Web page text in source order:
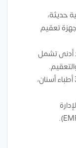
حديثة،
تعقيم
أدنى تشمل
: طاقم مكون من 3 أطباء أسنان،